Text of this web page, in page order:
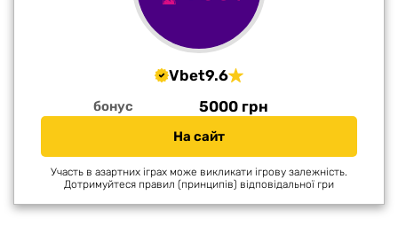
Vbet9.6
бонус 5000 грн
На сайт
Участь в азартних іграх може викликати ігрову залежність.
Дотримуйтеся правил (принципів) відповідальної гри